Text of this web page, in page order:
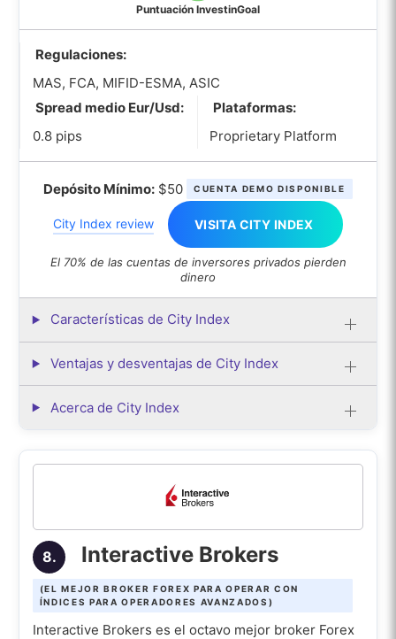
Puntuación InvestinGoal
Regulaciones:
MAS, FCA, MIFID-ESMA, ASIC
Spread medio Eur/Usd:
0.8 pips
Plataformas:
Proprietary Platform
Depósito Mínimo: $50 CUENTA DEMO DISPONIBLE
City Index review VISITA CITY INDEX
El 70% de las cuentas de inversores privados pierden
dinero
Características de City Index
Ventajas y desventajas de City Index
Acerca de City Index
8. Interactive Brokers
(EL MEJOR BROKER FOREX PARA OPERAR CON
ÍNDICES PARA OPERADORES AVANZADOS)
Interactive Brokers es el octavo mejor broker Forex